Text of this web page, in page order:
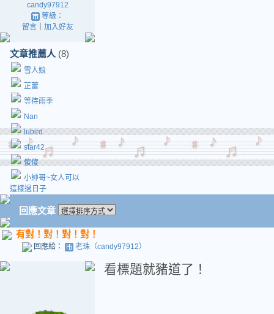
candy97912
等級：
留言｜ 加入好友
文章推薦人 (8)
雪人娘
芷蕾
等待雨季
Nan
lubird
star42
傻傻
小帥哥~女人可以
這樣過日子
回應文章
有對！對！對！對！
回應給： 老珠（candy97912）
看標題就豬道了！